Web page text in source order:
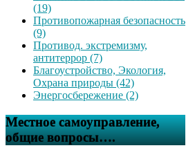
(19)
Противопожарная безопасность
(9)
Противод. экстремизму,
антитеррор (7)
Благоустройство, Экология,
Охрана природы (42)
Энергосбережение (2)
Местное самоуправление,
общие вопросы….